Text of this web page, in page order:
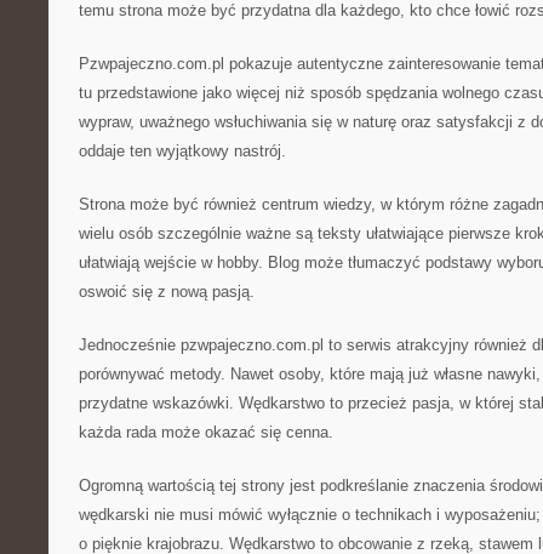
temu strona może być przydatna dla każdego, kto chce łowić
Pzwpajeczno.com.pl pokazuje autentyczne zainteresowanie
tu przedstawione jako więcej niż sposób spędzania wolnego
wypraw, uważnego wsłuchiwania się w naturę oraz satysfakcji z
oddaje ten wyjątkowy nastrój.
Strona może być również centrum wiedzy, w którym różne
wielu osób szczególnie ważne są teksty ułatwiające pierwsze
ułatwiają wejście w hobby. Blog może tłumaczyć podstawy
oswoić się z nową pasją.
Jednocześnie pzwpajeczno.com.pl to serwis atrakcyjny również
porównywać metody. Nawet osoby, które mają już własne
przydatne wskazówki. Wędkarstwo to przecież pasja, w której
każda rada może okazać się cenna.
Ogromną wartością tej strony jest podkreślanie znaczenia
wędkarski nie musi mówić wyłącznie o technikach i
o pięknie krajobrazu. Wędkarstwo to obcowanie z rzeką, stawem